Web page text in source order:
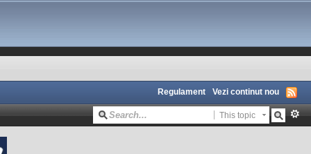
Regulament Vezi continut nou
This topic